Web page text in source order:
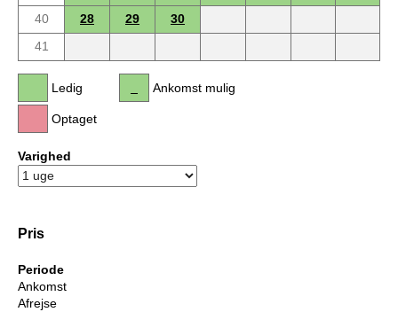
40
28 29
30
41
Ledig
Optaget
Ankomst mulig
Varighed
Pris
Periode
Ankomst
Afrejse